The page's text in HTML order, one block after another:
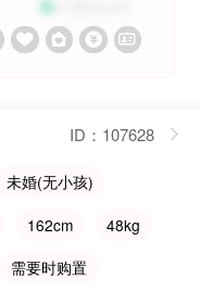
   
ID：107628
未婚(无小孩)
162cm
48kg
需要时购置